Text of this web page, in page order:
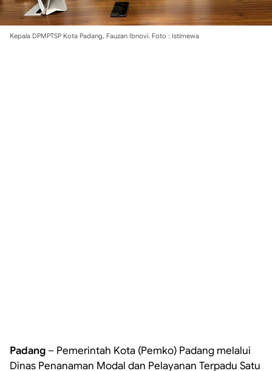
Kepala DPMPTSP Kota Padang, Fauzan Ibnovi. Foto : Istimewa
Padang – Pemerintah Kota (Pemko) Padang melalui
Dinas Penanaman Modal dan Pelayanan Terpadu Satu